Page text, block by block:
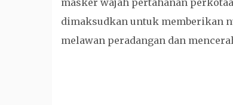
masker wajah pertahanan
dimaksudkan untuk memberikan
melawan peradangan dan